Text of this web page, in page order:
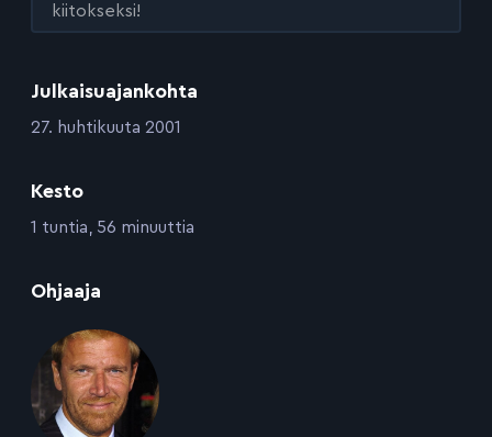
Julkaisuajankohta
:27. huhtikuuta 2001
Kesto
:1 tuntia, 56 minuuttia
Ohjaaja
kiitokseksi!